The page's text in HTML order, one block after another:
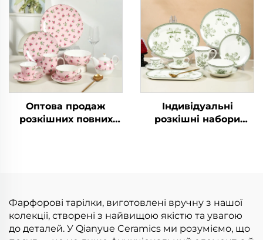
тарілки для весілля,
ресторану
порцеляновий набір
тарілок для дому
різдвяний святковий
набір квадратні
тарілки посуд
Оптова продаж
розкішних повних
Індивідуальні
розкішні набори
Фарфорові тарілки, виготовлені вручну з нашої
колекції, створені з найвищою якістю та увагою
до деталей. У Qianyue Ceramics ми розуміємо, що